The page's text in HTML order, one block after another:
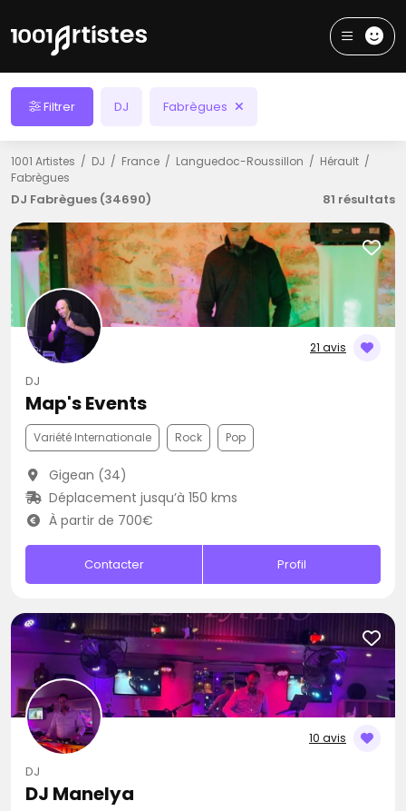
Filtrer DJ Fabrègues
1001 Artistes DJ France Languedoc-Roussillon
Hérault
Fabrègues
DJ Fabrègues (34690) 81 résultats
21 avis
DJ
Map's Events
Variété Internationale Rock Pop
Gigean (34)
Déplacement jusqu’à 150 kms
À partir de 700€
Contacter Profil
10 avis
DJ
DJ Manelya